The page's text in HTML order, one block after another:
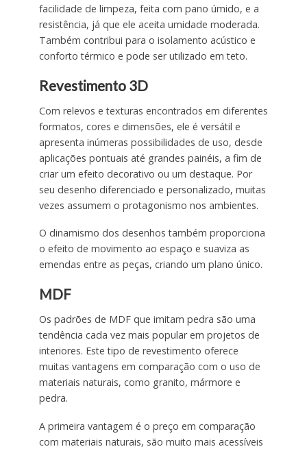
facilidade de limpeza, feita com pano úmido, e a
resistência, já que ele aceita umidade moderada.
Também contribui para o isolamento acústico e
conforto térmico e pode ser utilizado em teto.
Revestimento 3D
Com relevos e texturas encontrados em diferentes
formatos, cores e dimensões, ele é versátil e
apresenta inúmeras possibilidades de uso, desde
aplicações pontuais até grandes painéis, a fim de
criar um efeito decorativo ou um destaque. Por
seu desenho diferenciado e personalizado, muitas
vezes assumem o protagonismo nos ambientes.
O dinamismo dos desenhos também proporciona
o efeito de movimento ao espaço e suaviza as
emendas entre as peças, criando um plano único.
MDF
Os padrões de MDF que imitam pedra são uma
tendência cada vez mais popular em projetos de
interiores. Este tipo de revestimento oferece
muitas vantagens em comparação com o uso de
materiais naturais, como granito, mármore e
pedra.
A primeira vantagem é o preço em comparação
com materiais naturais, são muito mais acessíveis